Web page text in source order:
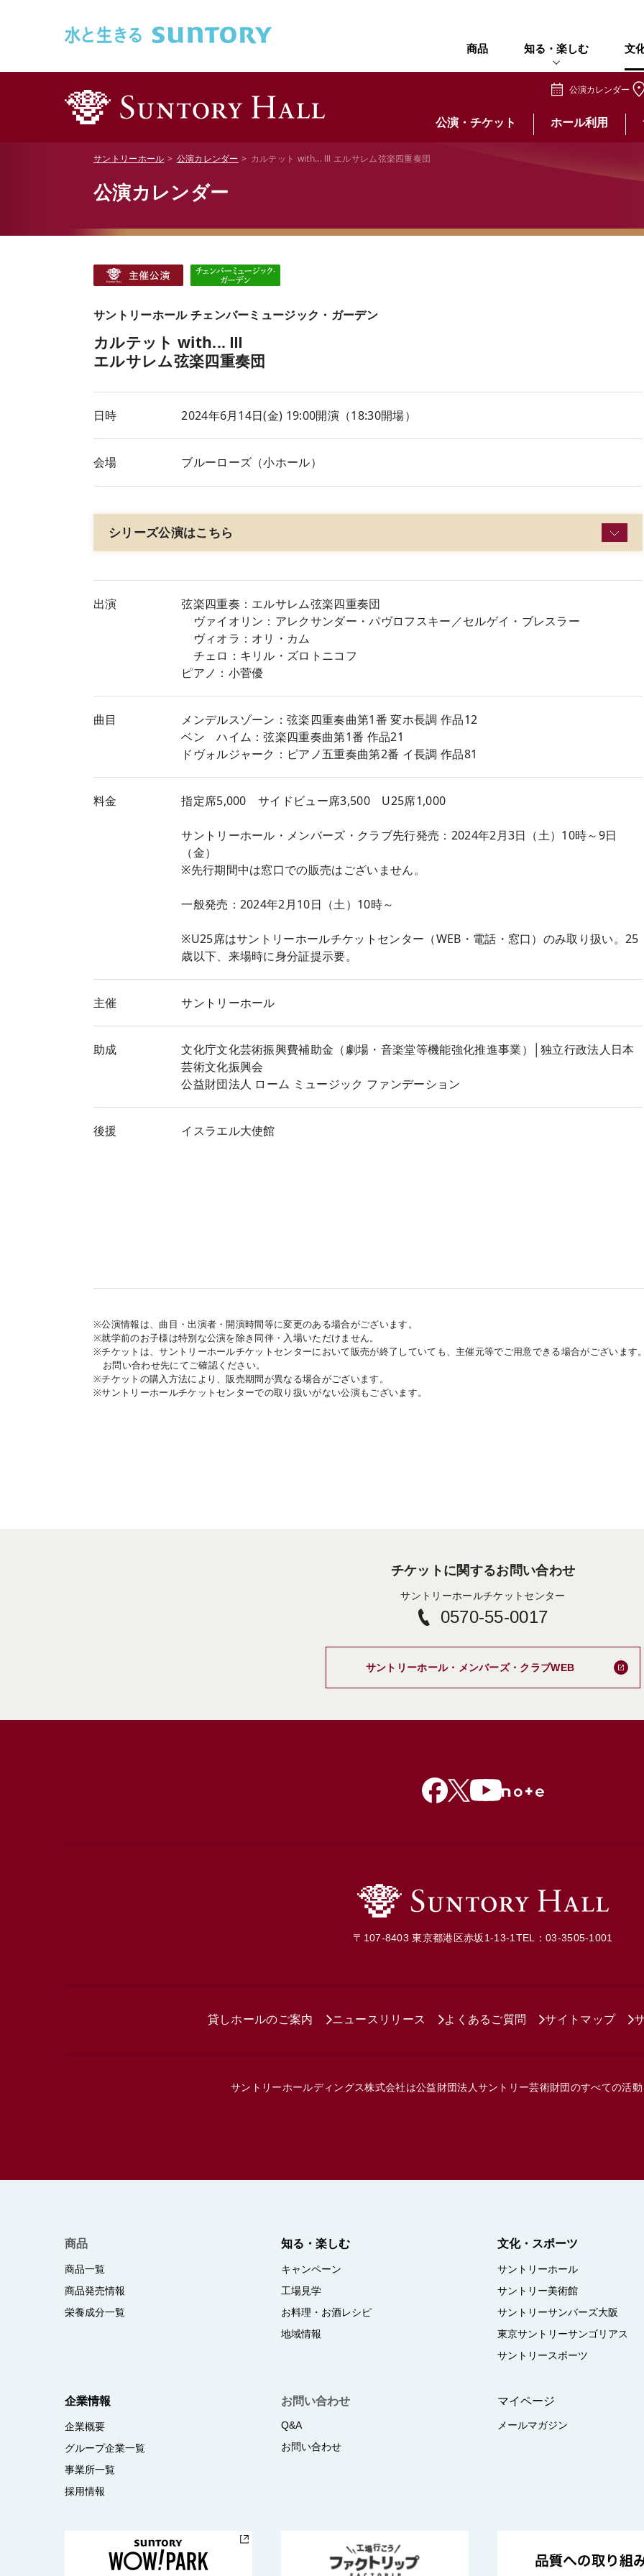
商品 知る・楽しむ 文
公演カレンダー
公演・チケット ホール利用
サントリーホール 公演カレンダー カルテット with... Ⅲ エルサレム弦楽四重奏団
公演カレンダー
サントリーホール チェンバーミュージック・ガーデン
カルテット with... Ⅲ
エルサレム弦楽四重奏団
日時 2024年6月14日(金) 19:00開演（18:30開場）
会場 ブルーローズ（小ホール）
シリーズ公演はこちら
出演
弦楽四重奏：エルサレム弦楽四重奏団
ヴァイオリン：アレクサンダー・パヴロフスキー／セルゲイ・ブレスラー
ヴィオラ：オリ・カム
チェロ：キリル・ズロトニコフ
ピアノ：小菅優
曲目
メンデルスゾーン：弦楽四重奏曲第1番 変ホ長調 作品12
ベン゠ハイム：弦楽四重奏曲第1番 作品21
ドヴォルジャーク：ピアノ五重奏曲第2番 イ長調 作品81
料金 指定席5,000 サイドビュー席3,500 U25席1,000
サントリーホール・メンバーズ・クラブ先行発売：2024年2月3日（土）10時～9日
（金）
※先行期間中は窓口での販売はございません。
一般発売：2024年2月10日（土）10時～
※U25席はサントリーホールチケットセンター（WEB・電話・窓口）のみ取り扱い。25
歳以下、来場時に身分証提示要。
主催 サントリーホール
助成
文化庁文化芸術振興費補助金（劇場・音楽堂等機能強化推進事業）│独立行政法人日本
芸術文化振興会
公益財団法人 ローム ミュージック ファンデーション
後援 イスラエル大使館
※公演情報は、曲目・出演者・開演時間等に変更のある場合がございます。
※就学前のお子様は特別な公演を除き同伴・入場いただけません。
※チケットは、サントリーホールチケットセンターにおいて販売が終了していても、主催元等でご用意できる場合がございます
お問い合わせ先にてご確認ください。
※チケットの購入方法により、販売期間が異なる場合がございます。
※サントリーホールチケットセンターでの取り扱いがない公演もございます。
チケットに関するお問い合わせ
サントリーホールチケットセンター
0570-55-0017
サントリーホール・メンバーズ・クラブWEB
〒107-8403 東京都港区赤坂1-13-1 TEL：03-3505-1001
貸しホールのご案内 ニュースリリース よくあるご質問 サイトマップ
サントリーホールディングス株式会社は公益財団法人サントリー芸術財団のすべての活
商品
商品一覧
商品発売情報
栄養成分一覧
知る・楽しむ
キャンペーン
工場見学
お料理・お酒レシピ
地域情報
文化・スポーツ
サントリーホール
サントリー美術館
サントリーサンバーズ大阪
東京サントリーサンゴリアス
サントリースポーツ
企業情報
企業概要
グループ企業一覧
事業所一覧
採用情報
お問い合わせ
Q&A
お問い合わせ
マイページ
メールマガジン